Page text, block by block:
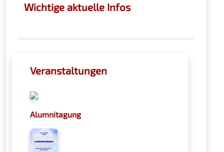
Wichtige aktuelle Infos
Veranstaltungen
Alumnitagung